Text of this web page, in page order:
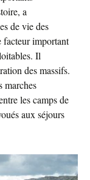
a
de vie des
facteur important
Il
des massifs.
marches
les camps de
aux séjours